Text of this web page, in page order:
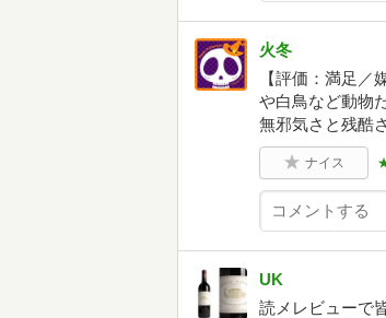
火冬
【評価：満足
や白鳥など動物
無邪気さと残酷
ナイス
UK
読メレビューで